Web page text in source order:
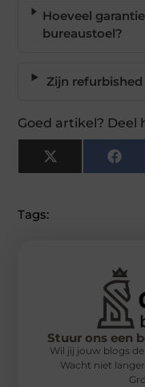
Hoeveel
bureaustoel?
Zijn
Goed artikel? Deel
X
(Twitter)
Tags:
Stuur ons een
Wil jij jouw blogs
Wacht niet